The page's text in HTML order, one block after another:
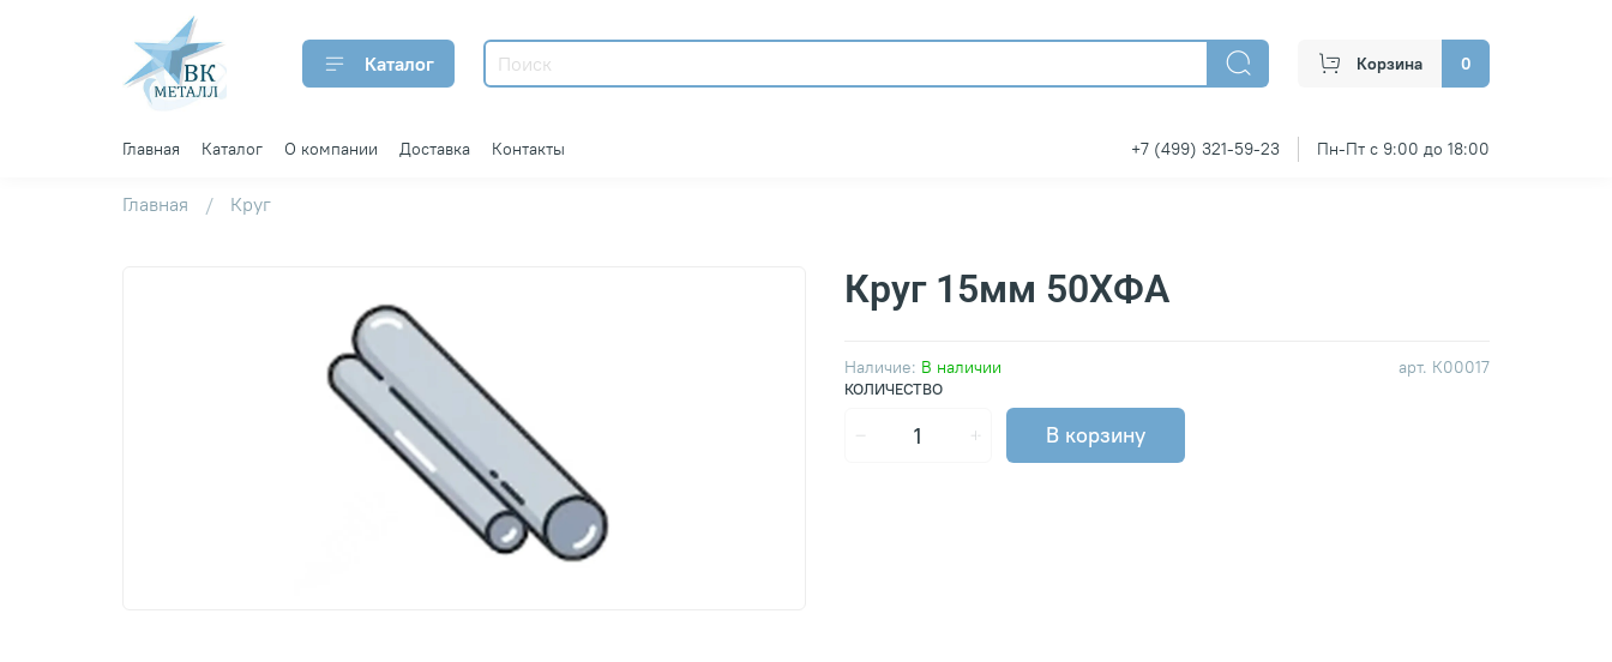
Каталог Корзина 0
Главная Каталог О компании Доставка Контакты +7 (499) 321-59-23 Пн-Пт с 9:00 до 18:00
Главная Круг
арт. К00017
Наличие: В наличии
Круг 15мм 50ХФА
КОЛИЧЕСТВО
В корзину